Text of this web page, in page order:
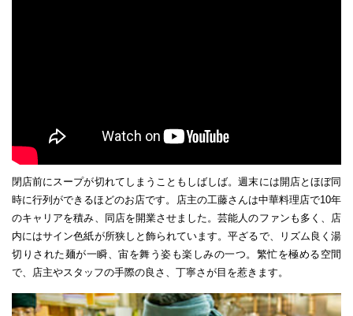
閉店前にスープが切れてしまうこともしばしば。週末には開店とほぼ同
時に行列ができるほどのお店です。店主の工藤さんは中華料理店で10年
のキャリアを積み、同店を開業させました。芸能人のファンも多く、店
内にはサイン色紙が所狭しと飾られています。平ざるで、リズム良く湯
切りされた麺が一瞬、宙を舞う姿も楽しみの一つ。繁忙を極める空間
で、店主やスタッフの手際の良さ、丁寧さが目を惹きます。